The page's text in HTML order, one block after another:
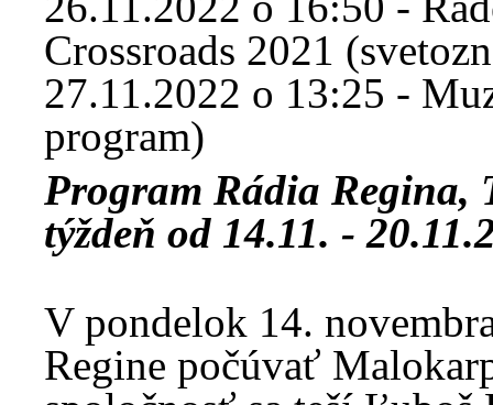
Crossroads 2021
27.11.2022 o 13:25 -
program)
Program Rádia Regina,
týždeň od 14.11. -
V pondelok 14.
Regine počúvať